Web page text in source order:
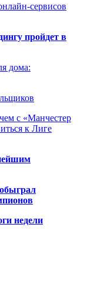
сервисов
пройдет в
дома:
с «Манчестер
к Лиге
недели